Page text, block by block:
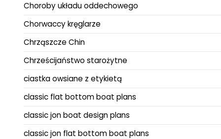
Choroby układu oddechowego
Chorwaccy kręglarze
Chrząszcze Chin
Chrześcijaństwo starożytne
ciastka owsiane z etykietą
classic flat bottom boat plans
classic jon boat design plans
classic jon flat bottom boat plans